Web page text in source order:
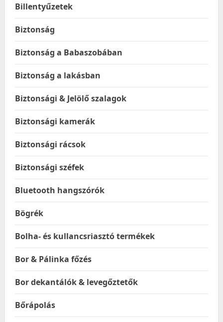
Billentyűzetek
Biztonság
Biztonság a Babaszobában
Biztonság a lakásban
Biztonsági & Jelölő szalagok
Biztonsági kamerák
Biztonsági rácsok
Biztonsági széfek
Bluetooth hangszórók
Bögrék
Bolha- és kullancsriasztó termékek
Bor & Pálinka főzés
Bor dekantálók & levegőztetők
Bőrápolás